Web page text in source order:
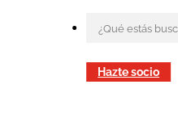
Hazte socio